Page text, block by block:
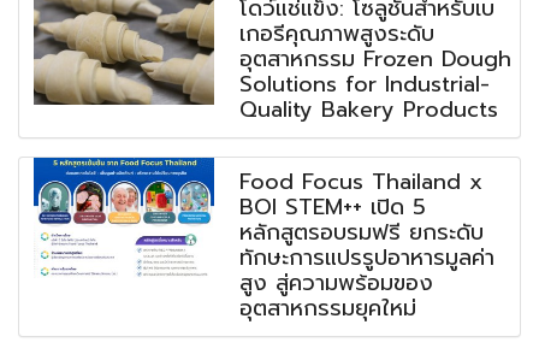
โดว์แช่แข็ง: โซลูชันสำหรับเบ
เกอรีคุณภาพสูงระดับ
อุตสาหกรรม Frozen Dough
Solutions for Industrial-
Quality Bakery Products
Food Focus Thailand x
BOI STEM++ เปิด 5
หลักสูตรอบรมฟรี ยกระดับ
ทักษะการแปรรูปอาหารมูลค่า
สูง สู่ความพร้อมของ
อุตสาหกรรมยุคใหม่